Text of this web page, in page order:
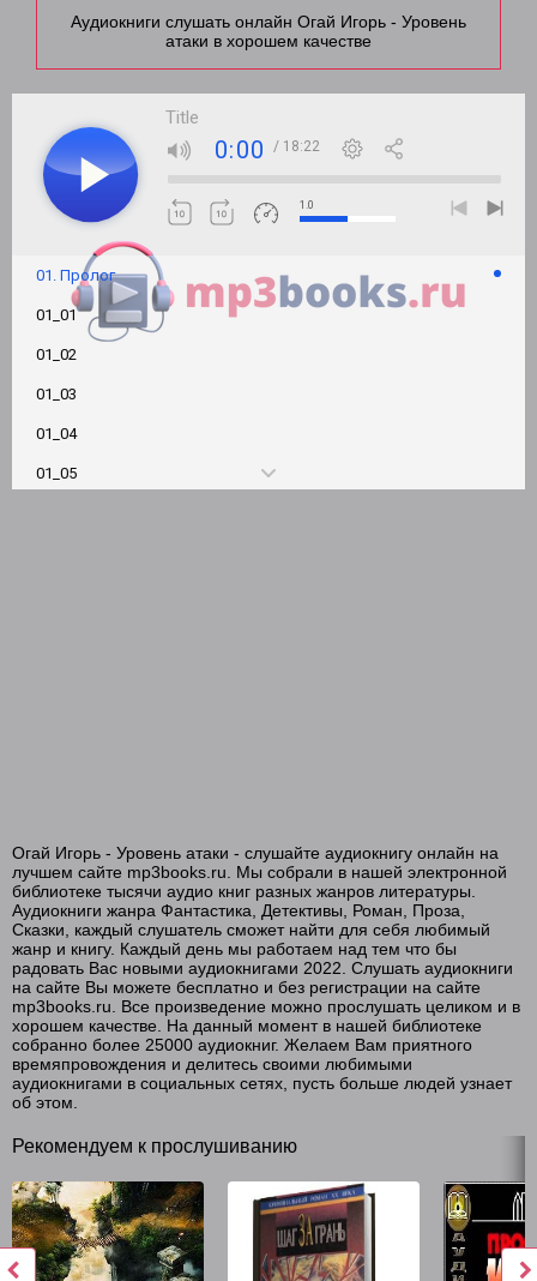
Аудиокниги слушать онлайн Огай Игорь - Уровень
атаки в хорошем качестве
Title
0:00 / 18:22
1.0
01. Пролог
01_01
01_02
01_03
01_04
01_05
Огай Игорь - Уровень атаки - слушайте аудиокнигу онлайн на
лучшем сайте mp3books.ru. Мы собрали в нашей электронной
библиотеке тысячи аудио книг разных жанров литературы.
Аудиокниги жанра Фантастика, Детективы, Роман, Проза,
Сказки, каждый слушатель сможет найти для себя любимый
жанр и книгу. Каждый день мы работаем над тем что бы
радовать Вас новыми аудиокнигами 2022. Слушать аудиокниги
на сайте Вы можете бесплатно и без регистрации на сайте
mp3books.ru. Все произведение можно прослушать целиком и в
хорошем качестве. На данный момент в нашей библиотеке
собранно более 25000 аудиокниг. Желаем Вам приятного
времяпровождения и делитесь своими любимыми
аудиокнигами в социальных сетях, пусть больше людей узнает
об этом.
Рекомендуем к прослушиванию